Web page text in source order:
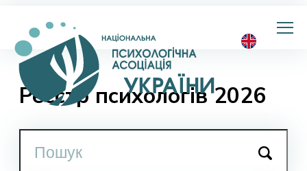
Національна
психологічна
Реєстр психологів 2026